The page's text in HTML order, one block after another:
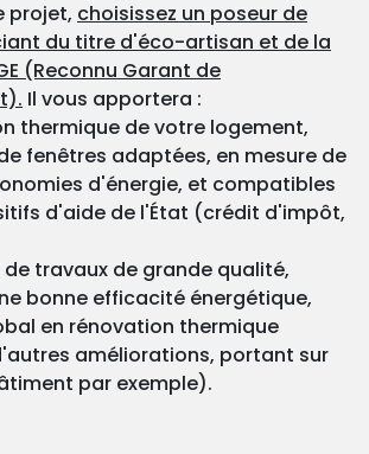
projet, choisissez un poseur de
du titre d'éco-artisan et de la
(Reconnu Garant de
Il vous apportera :
thermique de votre logement,
fenêtres adaptées, en mesure de
d'énergie, et compatibles
d'aide de l'État (crédit d'impôt,
travaux de grande qualité,
bonne efficacité énergétique,
en rénovation thermique
améliorations, portant sur
par exemple).